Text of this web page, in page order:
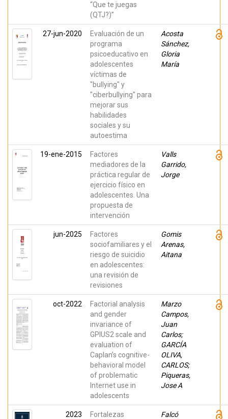
“Que te juegas
(QTJ?)”
27-jun-2020
Evaluación de un
programa
psicoeducativo en
adolescentes
víctimas de
"bullying" y
"ciberbullying" para
mejorar sus
habilidades
sociales y su
autoestima
Acosta
Sánchez,
Gloria
María
19-ene-2015
Factores
mediadores de la
práctica regular de
ejercicio físico en
adolescentes. Una
propuesta de
intervención
Valls
Garrido,
Jorge
jun-2025
Factores
sociofamiliares y el
riesgo de suicidio
en adolescentes:
una revisión de
revisiones
Gomis
Arenas,
Aitana
oct-2022
Factorial analysis
and gender
invariance of
GPIUS2 scale and
evaluation of
Caplan’s cognitive-
behavioral model
of problematic
Internet use in
adolescents
Marzo
Campos,
Juan
Carlos;
GARCÍA
OLIVA,
CARLOS;
Piqueras,
Jose A
2023
Fortalezas
Falcó